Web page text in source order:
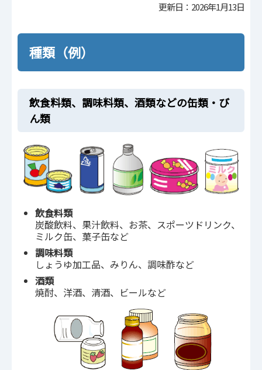
更新日：2026年1月13日
種類（例）
飲食料類、調味料類、酒類などの缶類・び
ん類
飲食料類
炭酸飲料、果汁飲料、お茶、スポーツドリンク、
ミルク缶、菓子缶など
調味料類
しょうゆ加工品、みりん、調味酢など
酒類
焼酎、洋酒、清酒、ビールなど